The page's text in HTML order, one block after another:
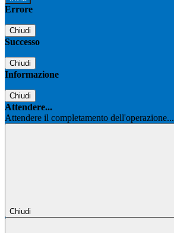
Errore
Chiudi
Successo
Chiudi
Informazione
Chiudi
Attendere...
Attendere il completamento dell'operazione...
Chiudi